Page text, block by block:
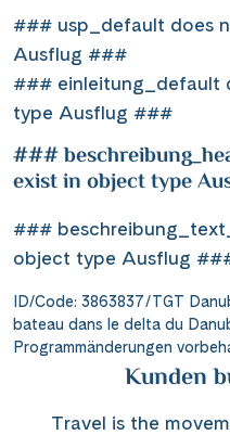
### usp_default does
Ausflug ###
### einleitung_default
type Ausflug ###
###
exist in object type
###
object type Ausflug
ID/Code: 3863837/TGT
bateau dans le delta du
Programmänderungen
Kunden
Travel is the